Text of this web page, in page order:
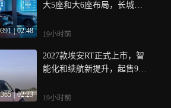
391 02:48
大5座和大6座布局，长城H1
19小时前
365 | 02:23
2027款埃安RT正式上市，智
能化和续航新提升，起售9.9
19小时前